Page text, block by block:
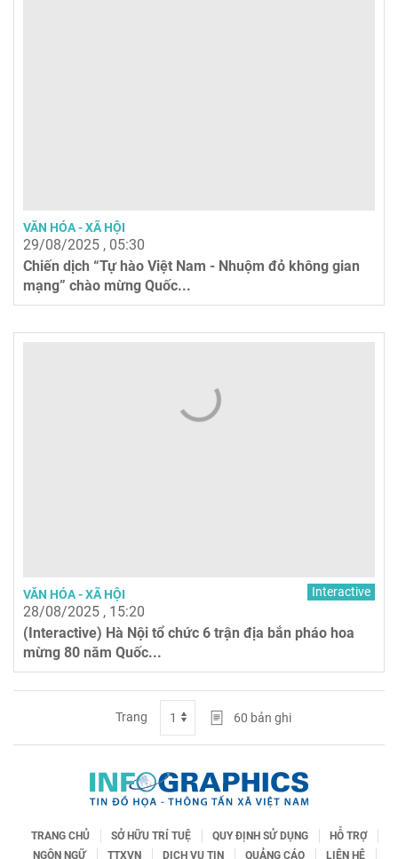
VĂN HÓA - XÃ HỘI
29/08/2025 , 05:30
Chiến dịch “Tự hào Việt Nam - Nhuộm đỏ không gian
mạng” chào mừng Quốc...
VĂN HÓA - XÃ HỘI Interactive
28/08/2025 , 15:20
(Interactive) Hà Nội tổ chức 6 trận địa bắn pháo hoa
mừng 80 năm Quốc...
Trang 60 bản ghi
TRANG CHỦ SỞ HỮU TRÍ TUỆ QUY ĐỊNH SỬ DỤNG
HỖ TRỢ
NGÔN NGỮ
TTXVN DỊCH VỤ TIN QUẢNG CÁO LIÊN HỆ